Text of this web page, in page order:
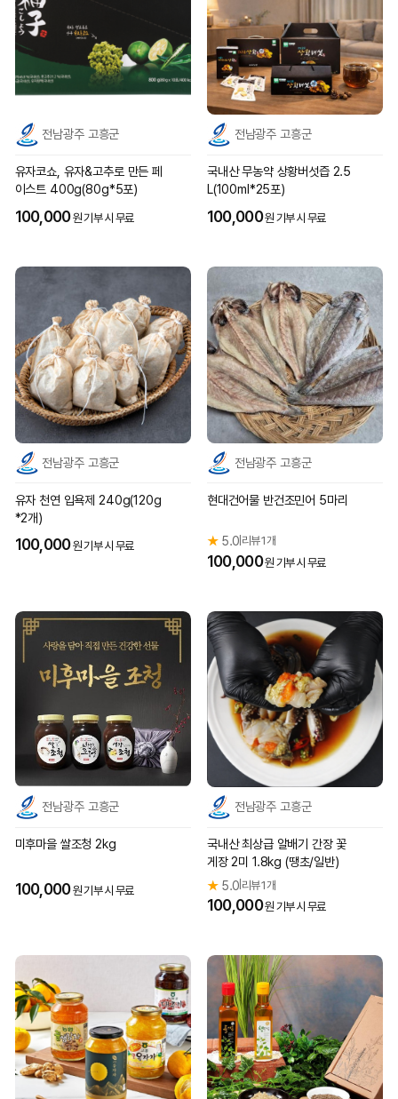
전남광주 고흥군
유자코쇼, 유자&고추로 만든 페
이스트 400g(80g*5포)
100,000원 기부 시 무료
전남광주 고흥군
국내산 무농약 상황버섯즙 2.5
L(100ml*25포)
100,000원 기부 시 무료
전남광주 고흥군
유자 천연 입욕제 240g(120g
*2개)
100,000원 기부 시 무료
전남광주 고흥군
현대건어물 반건조민어 5마리
★ 5.0 리뷰 1개
100,000원 기부 시 무료
전남광주 고흥군
미후마을 쌀조청 2kg
100,000원 기부 시 무료
전남광주 고흥군
국내산 최상급 알배기 간장 꽃
게장 2미 1.8kg (땡초/일반)
★ 5.0 리뷰 1개
100,000원 기부 시 무료